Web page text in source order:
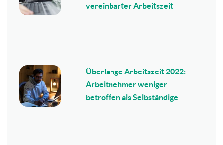
vereinbarter Arbeitszeit
Überlange Arbeitszeit 2022:
Arbeitnehmer weniger
betroffen als Selbständige